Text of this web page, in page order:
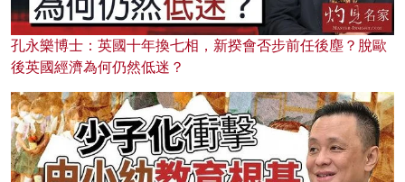
孔永樂博士：英國十年換七相，新揆會否步前任後塵？脫歐
後英國經濟為何仍然低迷？